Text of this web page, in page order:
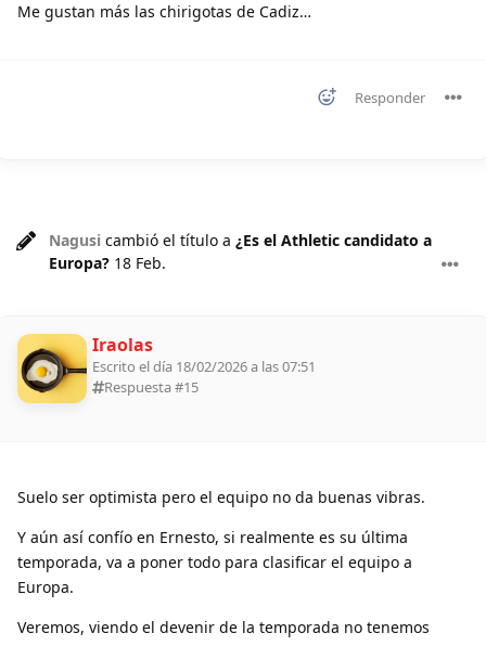
Me gustan más las chirigotas de Cadiz…
Responder
Nagusi cambió el título a ¿Es el Athletic candidato a
Europa? 18 Feb.
Iraolas
Escrito el día 18/02/2026 a las 07:51
Respuesta #15
Suelo ser optimista pero el equipo no da buenas vibras.
Y aún así confío en Ernesto, si realmente es su última
temporada, va a poner todo para clasificar el equipo a
Europa.
Veremos, viendo el devenir de la temporada no tenemos